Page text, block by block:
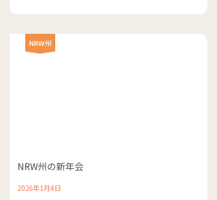
NRW州
NRW州の新年会
2026年1月4日